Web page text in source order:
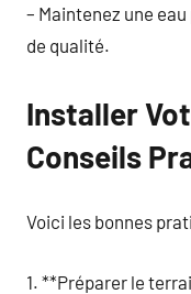
– Maintenez une
de qualité.
Installer
Conseils
Voici les bonnes
1. **Préparer le